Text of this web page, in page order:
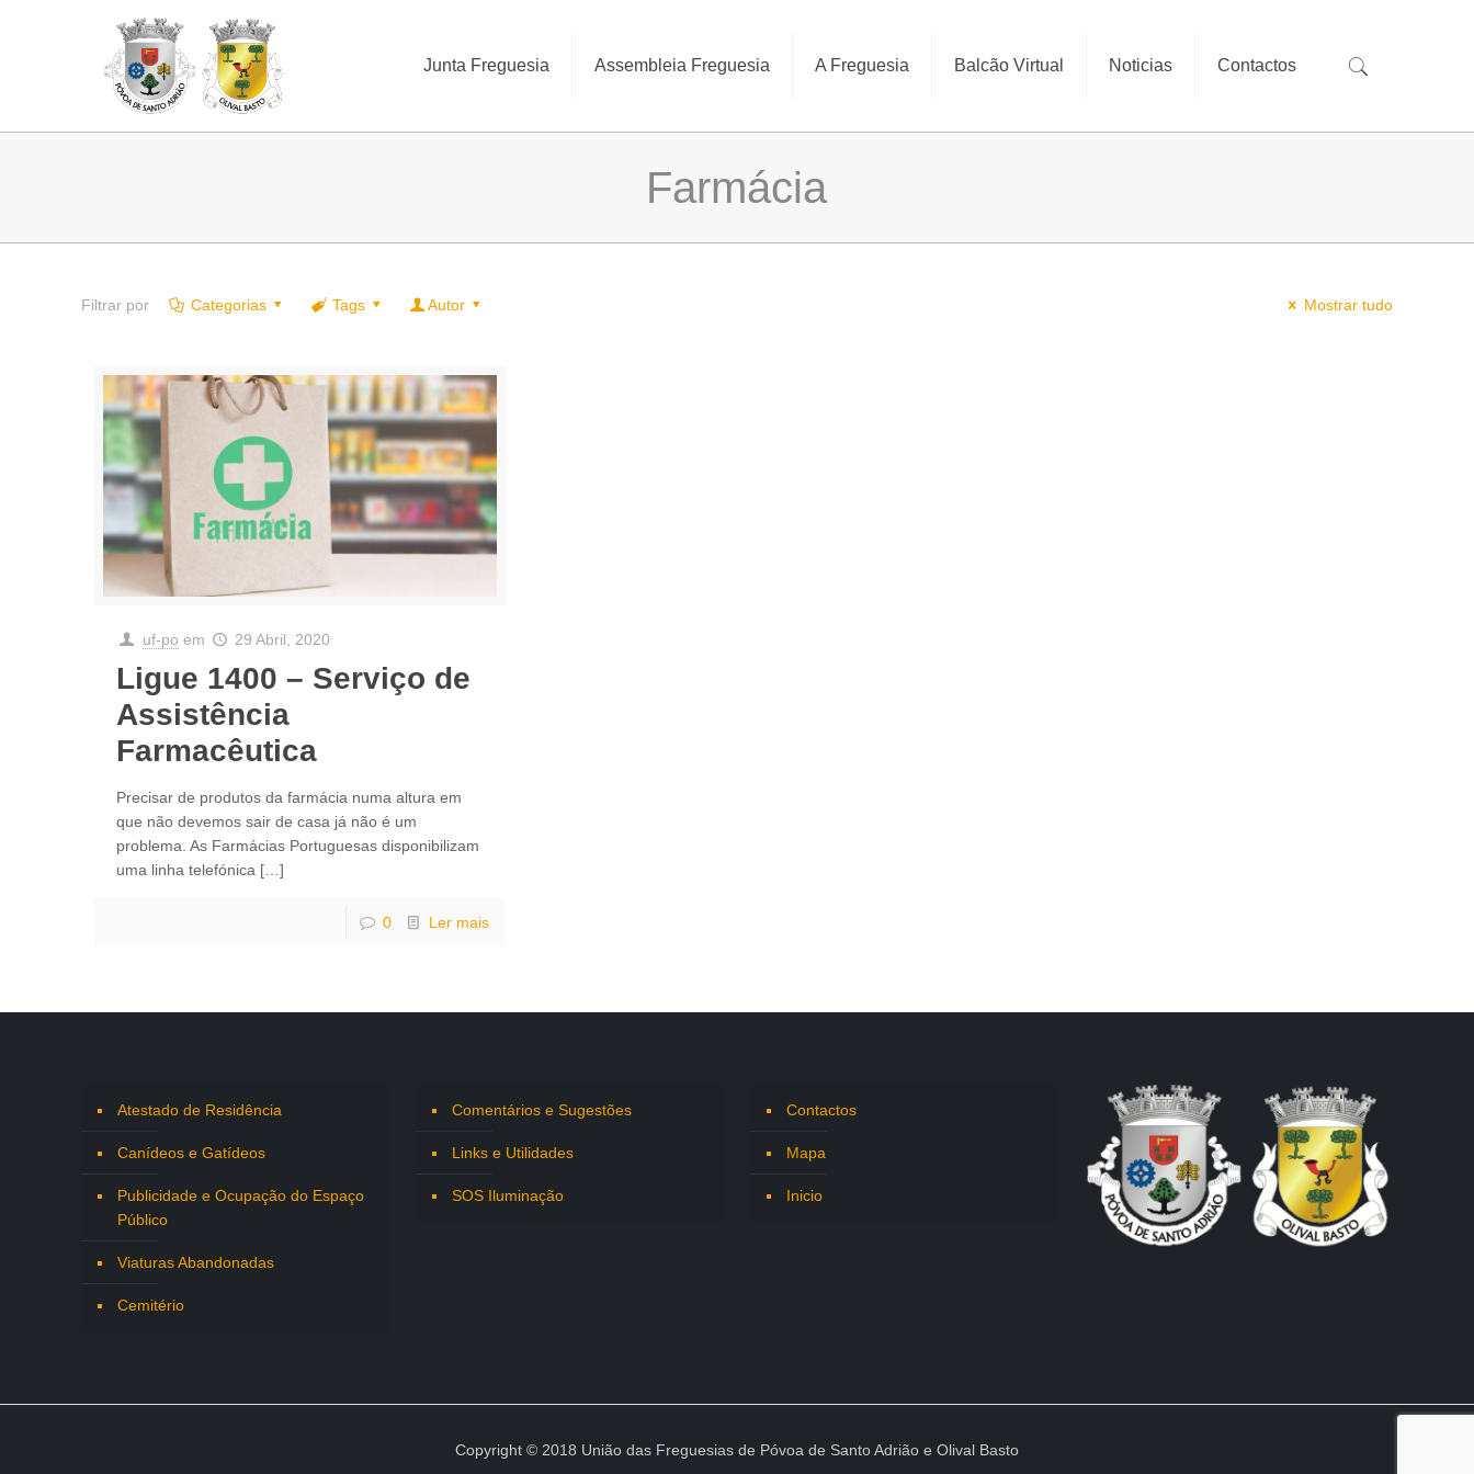
Junta Freguesia Assembleia Freguesia A Freguesia Balcão Virtual Noticias Contactos
Farmácia
Filtrar por Categorias Tags Autor Mostrar tudo
uf-po em 29 Abril, 2020
Ligue 1400 – Serviço de
Assistência
Farmacêutica
Precisar de produtos da farmácia numa altura em
que não devemos sair de casa já não é um
problema. As Farmácias Portuguesas disponibilizam
uma linha telefónica […]
0 Ler mais
Atestado de Residência
Canídeos e Gatídeos
Publicidade e Ocupação do Espaço
Público
Viaturas Abandonadas
Cemitério
Comentários e Sugestões
Links e Utilidades
SOS Iluminação
Contactos
Mapa
Inicio
Copyright © 2018 União das Freguesias de Póvoa de Santo Adrião e Olival Basto